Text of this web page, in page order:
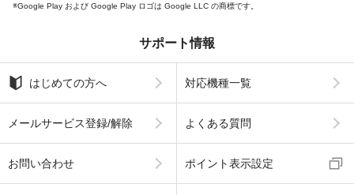
Google Play および Google Play ロゴは Google LLC の商標です。
サポート情報
はじめての方へ 対応機種一覧
メールサービス登録/解除 よくある質問
お問い合わせ ポイント表示設定